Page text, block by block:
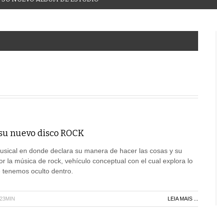
nuevo disco ROCK
en donde declara su manera de hacer las cosas y su
la música de rock, vehículo conceptual con el cual explora lo
oculto dentro.
LEIA MAIS ...